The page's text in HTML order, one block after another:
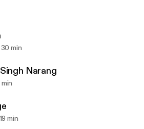
30 min
Narang
min